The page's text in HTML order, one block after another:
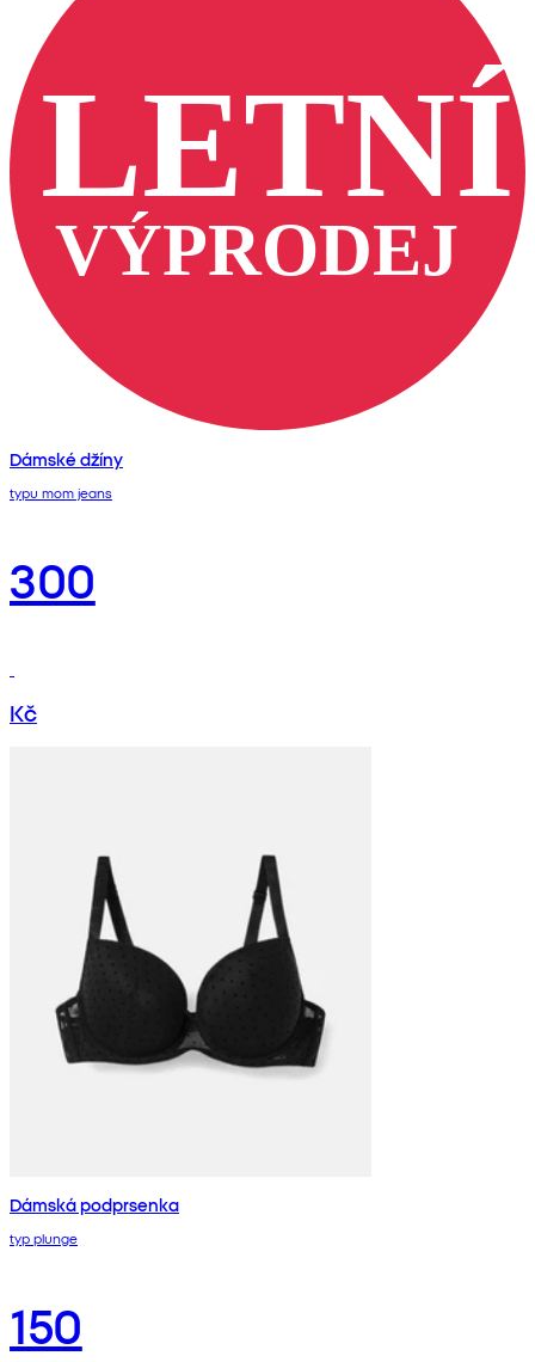
Dámské džíny
typu mom jeans
300
Kč
Dámská podprsenka
typ plunge
150